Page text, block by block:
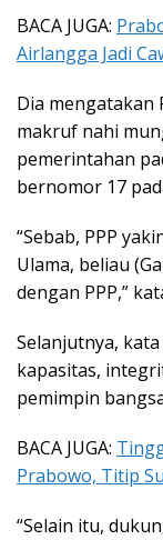
BACA JUGA:
Airlangga Jadi
Dia mengatakan
makruf nahi
pemerintahan
bernomor 17
“Sebab, PPP
Ulama, beliau
dengan PPP,”
Selanjutnya,
kapasitas,
pemimpin
BACA JUGA:
Prabowo, Titip
“Selain itu,